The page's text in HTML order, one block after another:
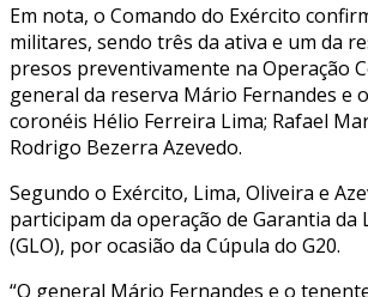
Em nota, o Comando do Exército
militares, sendo três da ativa e um da
presos preventivamente na Operação
general da reserva Mário Fernandes e
coronéis Hélio Ferreira Lima; Rafael
Rodrigo Bezerra Azevedo.
Segundo o Exército, Lima, Oliveira e
participam da operação de Garantia da
(GLO), por ocasião da Cúpula do G20.
“O general Mário Fernandes e o